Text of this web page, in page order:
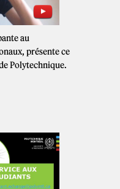
au
présente ce
Polytechnique.